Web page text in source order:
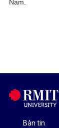
Nam.
Bản tin